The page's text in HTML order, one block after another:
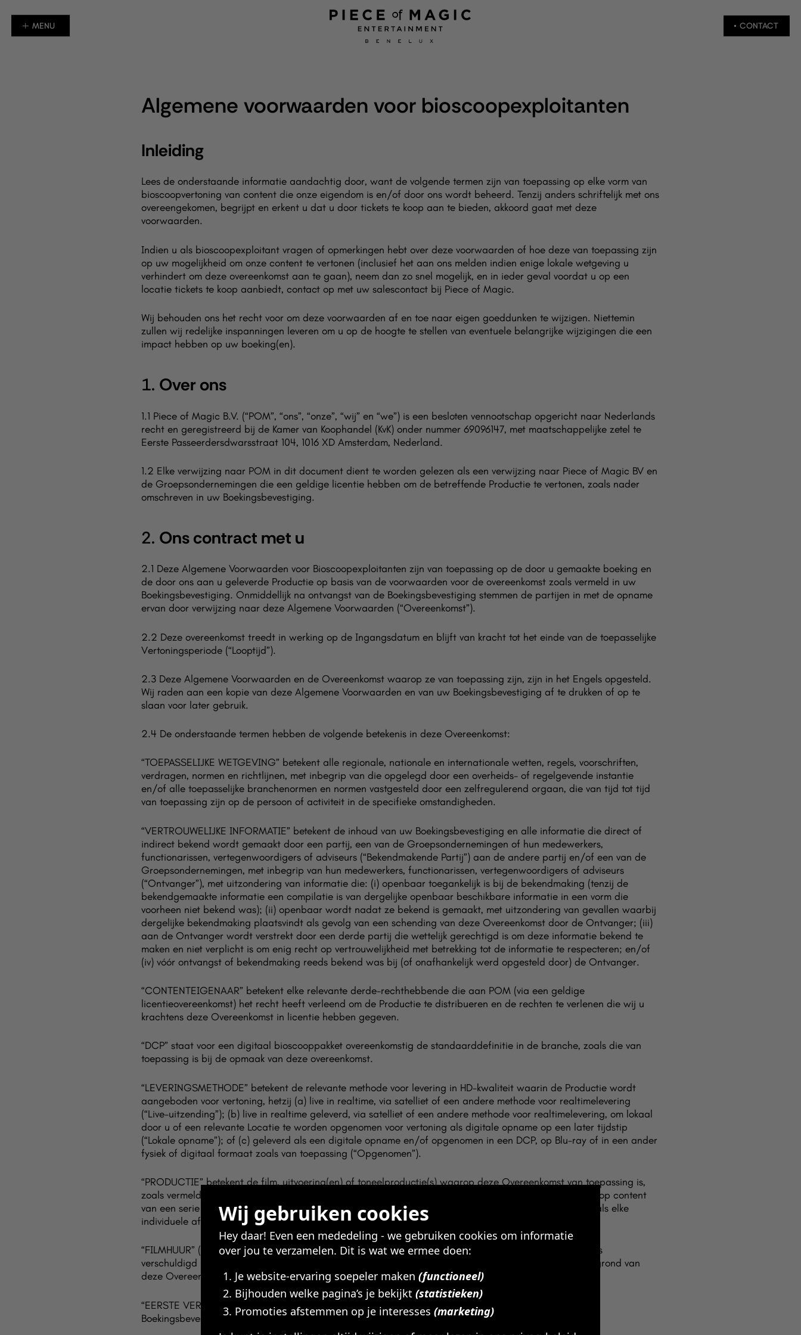
Wij gebruiken cookies
Hey daar! Even een mededeling - we gebruiken cookies om informatie
over jou te verzamelen. Dit is wat we ermee doen:
Je website-ervaring soepeler maken (functioneel)
Bijhouden welke pagina’s je bekijkt (statistieken)
Promoties afstemmen op je interesses (marketing)
MENU CONTACT
Algemene voorwaarden voor bioscoopexploitanten
Inleiding
Lees de onderstaande informatie aandachtig door, want de volgende termen zijn van toepassing op elke vorm van
bioscoopvertoning van content die onze eigendom is en/of door ons wordt beheerd. Tenzij anders schriftelijk met ons
overeengekomen, begrijpt en erkent u dat u door tickets te koop aan te bieden, akkoord gaat met deze
voorwaarden.
Indien u als bioscoopexploitant vragen of opmerkingen hebt over deze voorwaarden of hoe deze van toepassing zijn
op uw mogelijkheid om onze content te vertonen (inclusief het aan ons melden indien enige lokale wetgeving u
verhindert om deze overeenkomst aan te gaan), neem dan zo snel mogelijk, en in ieder geval voordat u op een
locatie tickets te koop aanbiedt, contact op met uw salescontact bij Piece of Magic.
Wij behouden ons het recht voor om deze voorwaarden af en toe naar eigen goeddunken te wijzigen. Niettemin
zullen wij redelijke inspanningen leveren om u op de hoogte te stellen van eventuele belangrijke wijzigingen die een
impact hebben op uw boeking(en).
1. Over ons
1.1 Piece of Magic B.V. (“POM”, “ons”, “onze”, “wij” en “we”) is een besloten vennootschap opgericht naar Nederlands
recht en geregistreerd bij de Kamer van Koophandel (KvK) onder nummer 69096147, met maatschappelijke zetel te
Eerste Passeerdersdwarsstraat 104, 1016 XD Amsterdam, Nederland.
1.2 Elke verwijzing naar POM in dit document dient te worden gelezen als een verwijzing naar Piece of Magic BV en
de Groepsondernemingen die een geldige licentie hebben om de betreffende Productie te vertonen, zoals nader
omschreven in uw Boekingsbevestiging.
2. Ons contract met u
2.1 Deze Algemene Voorwaarden voor Bioscoopexploitanten zijn van toepassing op de door u gemaakte boeking en
de door ons aan u geleverde Productie op basis van de voorwaarden voor de overeenkomst zoals vermeld in uw
Boekingsbevestiging. Onmiddellijk na ontvangst van de Boekingsbevestiging stemmen de partijen in met de opname
ervan door verwijzing naar deze Algemene Voorwaarden (“Overeenkomst”).
2.2 Deze overeenkomst treedt in werking op de Ingangsdatum en blijft van kracht tot het einde van de toepasselijke
Vertoningsperiode (“Looptijd”).
2.3 Deze Algemene Voorwaarden en de Overeenkomst waarop ze van toepassing zijn, zijn in het Engels opgesteld.
Wij raden aan een kopie van deze Algemene Voorwaarden en van uw Boekingsbevestiging af te drukken of op te
slaan voor later gebruik.
2.4 De onderstaande termen hebben de volgende betekenis in deze Overeenkomst:
“TOEPASSELIJKE WETGEVING” betekent alle regionale, nationale en internationale wetten, regels, voorschriften,
verdragen, normen en richtlijnen, met inbegrip van die opgelegd door een overheids- of regelgevende instantie
en/of alle toepasselijke branchenormen en normen vastgesteld door een zelfregulerend orgaan, die van tijd tot tijd
van toepassing zijn op de persoon of activiteit in de specifieke omstandigheden.
“VERTROUWELIJKE INFORMATIE” betekent de inhoud van uw Boekingsbevestiging en alle informatie die direct of
indirect bekend wordt gemaakt door een partij, een van de Groepsondernemingen of hun medewerkers,
functionarissen, vertegenwoordigers of adviseurs (“Bekendmakende Partij”) aan de andere partij en/of een van de
Groepsondernemingen, met inbegrip van hun medewerkers, functionarissen, vertegenwoordigers of adviseurs
(“Ontvanger”), met uitzondering van informatie die: (i) openbaar toegankelijk is bij de bekendmaking (tenzij de
bekendgemaakte informatie een compilatie is van dergelijke openbaar beschikbare informatie in een vorm die
voorheen niet bekend was); (ii) openbaar wordt nadat ze bekend is gemaakt, met uitzondering van gevallen waarbij
dergelijke bekendmaking plaatsvindt als gevolg van een schending van deze Overeenkomst door de Ontvanger; (iii)
aan de Ontvanger wordt verstrekt door een derde partij die wettelijk gerechtigd is om deze informatie bekend te
maken en niet verplicht is om enig recht op vertrouwelijkheid met betrekking tot de informatie te respecteren; en/of
(iv) vóór ontvangst of bekendmaking reeds bekend was bij (of onafhankelijk werd opgesteld door) de Ontvanger.
“CONTENTEIGENAAR” betekent elke relevante derde-rechthebbende die aan POM (via een geldige
licentieovereenkomst) het recht heeft verleend om de Productie te distribueren en de rechten te verlenen die wij u
krachtens deze Overeenkomst in licentie hebben gegeven.
“DCP” staat voor een digitaal bioscooppakket overeenkomstig de standaarddefinitie in de branche, zoals die van
toepassing is bij de opmaak van deze overeenkomst.
“LEVERINGSMETHODE” betekent de relevante methode voor levering in HD-kwaliteit waarin de Productie wordt
aangeboden voor vertoning, hetzij (a) live in realtime, via satelliet of een andere methode voor realtimelevering
(“Live-uitzending”); (b) live in realtime geleverd, via satelliet of een andere methode voor realtimelevering, om lokaal
door u of een relevante Locatie te worden opgenomen voor vertoning als digitale opname op een later tijdstip
(“Lokale opname”); of (c) geleverd als een digitale opname en/of opgenomen in een DCP, op Blu-ray of in een ander
fysiek of digitaal formaat zoals van toepassing (“Opgenomen”).
“PRODUCTIE” betekent de film, uitvoering(en) of toneelproductie(s) waarop deze Overeenkomst van toepassing is,
zoals vermeld in uw Boekingsbevestiging. Voor alle duidelijkheid: wanneer uw boeking betrekking heeft op content
van een serie of seizoen, de term Productie zoals hierin gebruikt verwijst naar zowel de volledige serie als elke
individuele aflevering, afhankelijk van de context waarin deze wordt gebruikt.
“FILMHUUR” (ook “Huuropbrengst”) betekent het percentage van de netto-kassaopbrengst dat u aan ons
verschuldigd bent als vergoeding voor de levering van de Productie en de verlening van de licentie op grond van
deze Overeenkomst, zoals gespecificeerd in uw Boekingsbevestiging.
“EERSTE VERTONINGSDATUM” betekent de eerste releasedatum van de Productie, zoals vermeld in uw
Boekingsbevestiging, waarop u de Productie voor het eerst mag vertonen.